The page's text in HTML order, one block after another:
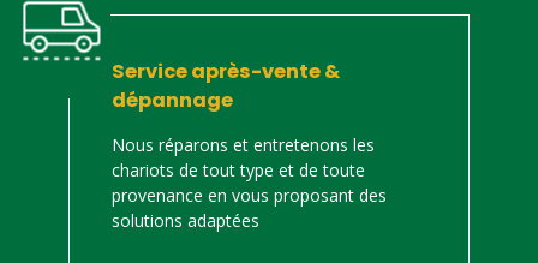
Service après-vente &
dépannage
Nous réparons et entretenons les
chariots de tout type et de toute
provenance en vous proposant des
solutions adaptées